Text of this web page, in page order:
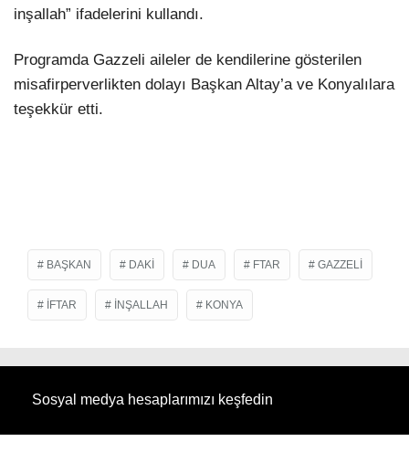
inşallah” ifadelerini kullandı.
Programda Gazzeli aileler de kendilerine gösterilen
misafirperverlikten dolayı Başkan Altay’a ve Konyalılara
teşekkür etti.
BAŞKAN DAKI DUA FTAR GAZZELI
IFTAR İNŞALLAH KONYA
Sosyal medya hesaplarımızı keşfedin